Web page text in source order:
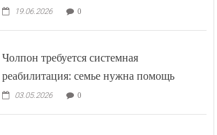
учить арабский язык
Чолпон требуется системная
реабилитация: семье нужна помощь